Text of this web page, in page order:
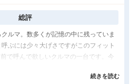
気になった点
します。モーター単独の走行は、あっ
がかかり、モーターとエンジンの協調
と、素人さんにはハイブリッドなのに
いていると、まるでガソリン車を運転し
総評
ルマ。数多くが記憶の中に残っていま
ぶには少々大げさですがこのフィット
で呼んで欲しいクルマの一台です。今
などと同じような風貌のナビゲーション
続きを読む